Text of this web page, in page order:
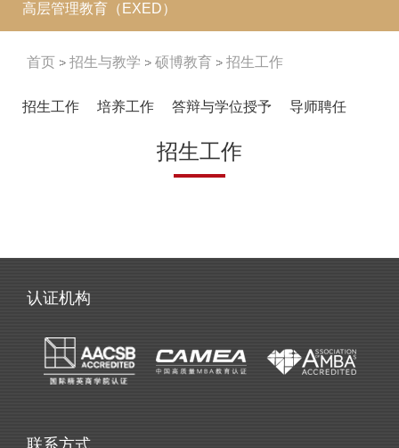
高层管理教育（EXED）
首页 招生与教学 硕博教育 招生工作
招生工作 培养工作 答辩与学位授予 导师聘任
招生工作
认证机构
联系方式